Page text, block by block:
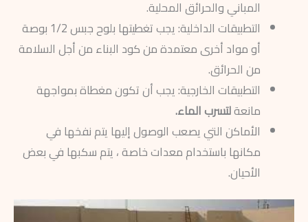
المباني والحرائق المحلية.
التطبيقات الداخلية: يجب تغطيتها بلوح جبس 1/2 بوصة
أو مواد أخرى معتمدة من كود البناء من أجل السلامة
من الحرائق.
التطبيقات الخارجية: يجب أن تكون مغطاة بمواجهة
مانعةلتسرب الماء.
الأماكن التي يصعب الوصول إليها يتم نفخها في
مكانها باستخدام معدات خاصة ، يتم سكبها في بعض
الأحيان.